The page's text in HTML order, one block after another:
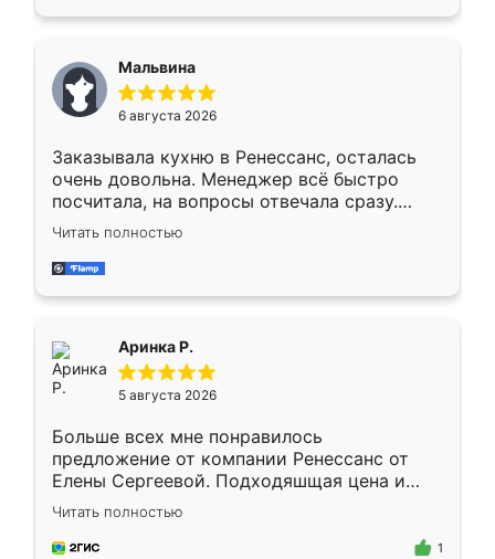
меньше, здесь же он более разнообразный.
Мне нравится ,если что-то потребуется из
мебели буду заказывать только здесь.
Мальвина
6 августа 2026
Заказывала кухню в Ренессанс, осталась
очень довольна. Менеджер всё быстро
посчитала, на вопросы отвечала сразу.
Замерщик приехал в субботу, подошёл к
делу со всей ответственностью. Собрали
за день, ребята работали аккуратно, даже
Читать полностью
Аринка Р.
5 августа 2026
Больше всех мне понравилось
предложение от компании Ренессанс от
Елены Сергеевой. Подходяшщая цена и
короткие сроки изготовления. Приехавший
для замера сотрудник Владислав
предложил по моему эскизу самый
Читать полностью
1